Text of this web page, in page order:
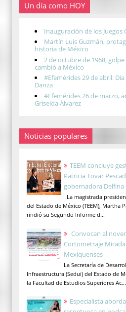
Un día como HOY
Inauguración de los
Martín Luis Guzmán,
historia de México
2 de octubre de 1968,
cambió a México
#Efemérides 29 de abril:
Danza
#Efemérides 26 de marzo,
Griselda Álvarez
Noticias populares
TEEM concluye
Patricia Tovar
gobernadora Delfina
La magistrada
del Estado de México (TEEM), Martha
rindió su Segundo Informe d...
Convocan al
Cortometraje
Mexiquenses
La Secretaría de
Infraestructura (Sedui) del Estado de
la Facultad de Estudios Superiores Ac...
Especialista